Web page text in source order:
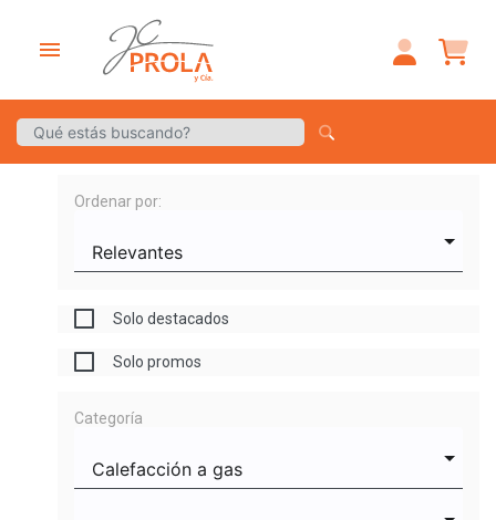
menu
Ordenar por:
Solo destacados
Solo promos
Categoría